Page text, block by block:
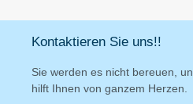
Kontaktieren Sie uns!!
Sie werden es nicht bereuen,
hilft Ihnen von ganzem Herzen.